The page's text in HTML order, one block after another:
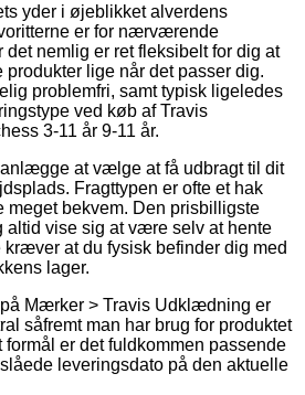
yder i øjeblikket alverdens
er for nærværende
det nemlig er ret fleksibelt for dig at
produkter lige når det passer dig.
problemfri, samt typisk ligeledes
ved køb af Travis
3-11 år 9-11 år.
at vælge at få udbragt til dit
Fragttypen er ofte et hak
meget bekvem. Den prisbilligste
altid vise sig at være selv at hente
kræver at du fysisk befinder dig med
lager.
Mærker > Travis Udklædning er
såfremt man har brug for produktet
formål er det fuldkommen passende
leveringsdato på den aktuelle